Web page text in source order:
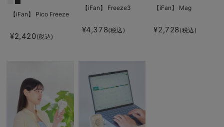
【iFan】 Pico Freeze
¥2,420(税込)
【iFan】 Freeze3
¥4,378(税込)
【iFan】 Mag
¥2,728(税込)